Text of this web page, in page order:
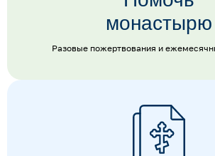
монастырю
Разовые пожертвования и